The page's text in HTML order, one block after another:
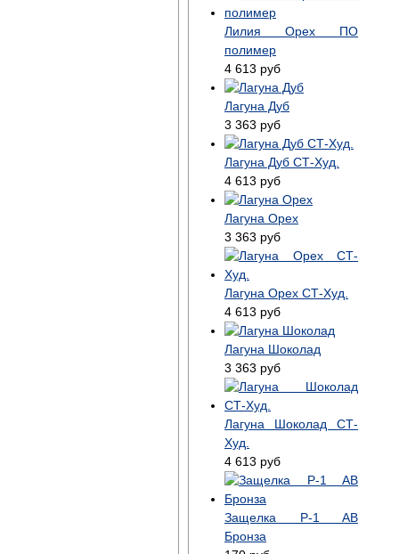
Лилия Орех ПО
полимер
4 613 руб
Лагуна Дуб
3 363 руб
Лагуна Дуб СТ-Худ.
4 613 руб
Лагуна Орех
3 363 руб
Лагуна Орех СТ-Худ.
4 613 руб
Лагуна Шоколад
3 363 руб
Лагуна Шоколад СТ-
Худ.
4 613 руб
Защелка P-1 AB
Бронза